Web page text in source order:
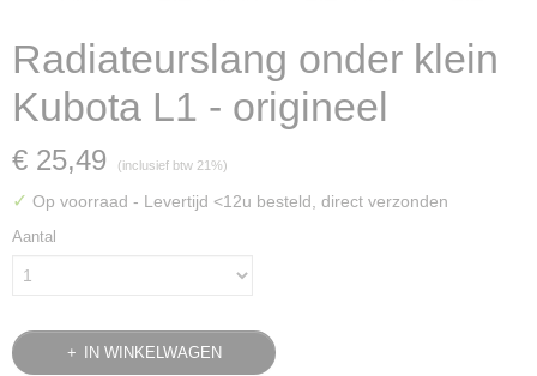
Radiateurslang onder klein
Kubota L1 - origineel
€ 25,49 (inclusief btw 21%)
✓ Op voorraad - Levertijd <12u besteld, direct verzonden
Aantal
IN WINKELWAGEN